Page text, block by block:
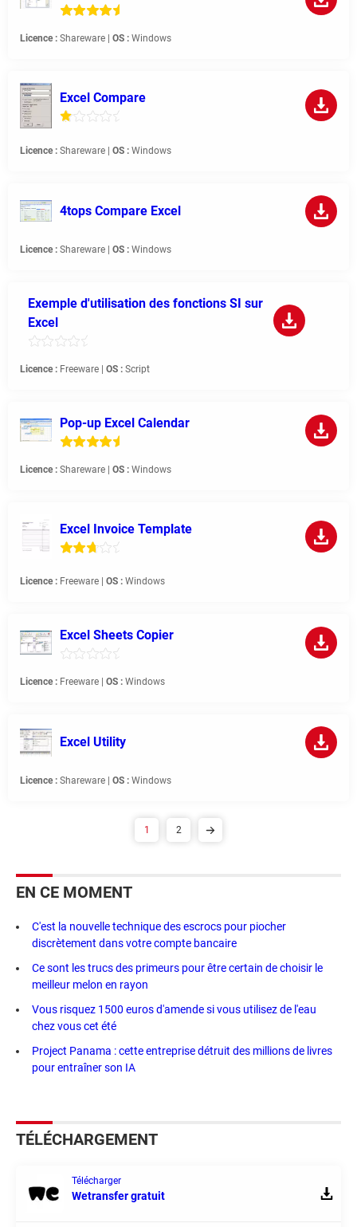
Licence : Shareware | OS : Windows
Excel Compare
Licence : Shareware | OS : Windows
4tops Compare Excel
Licence : Shareware | OS : Windows
Exemple d'utilisation des fonctions SI sur
Excel
Licence : Freeware | OS : Script
Pop-up Excel Calendar
Licence : Shareware | OS : Windows
Excel Invoice Template
Licence : Freeware | OS : Windows
Excel Sheets Copier
Licence : Freeware | OS : Windows
Excel Utility
Licence : Shareware | OS : Windows
1 2
EN CE MOMENT
C'est la nouvelle technique des escrocs pour piocher
discrètement dans votre compte bancaire
Ce sont les trucs des primeurs pour être certain de choisir le
meilleur melon en rayon
Vous risquez 1500 euros d'amende si vous utilisez de l'eau
chez vous cet été
Project Panama : cette entreprise détruit des millions de livres
pour entraîner son IA
TÉLÉCHARGEMENT
Télécharger
Wetransfer gratuit